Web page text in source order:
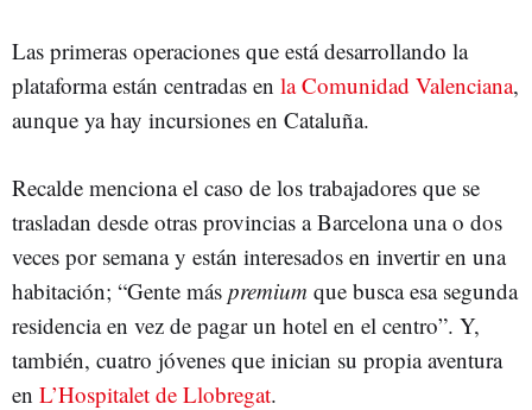
Las primeras operaciones que está desarrollando la
plataforma están centradas en la Comunidad Valenciana,
aunque ya hay incursiones en Cataluña.
Recalde menciona el caso de los trabajadores que se
trasladan desde otras provincias a Barcelona una o dos
veces por semana y están interesados en invertir en una
habitación; “Gente más premium que busca esa segunda
residencia en vez de pagar un hotel en el centro”. Y,
también, cuatro jóvenes que inician su propia aventura
en L’Hospitalet de Llobregat.